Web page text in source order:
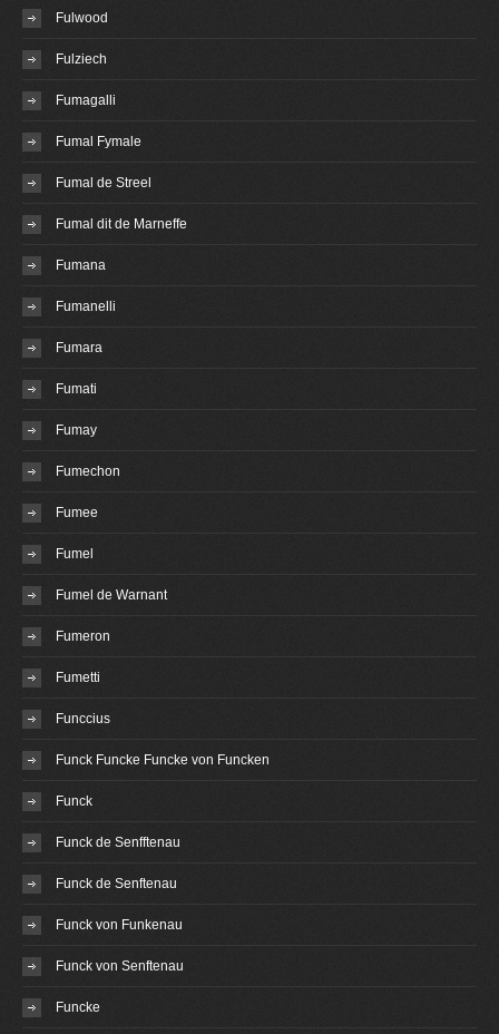
Fulwood
Fulziech
Fumagalli
Fumal Fymale
Fumal de Streel
Fumal dit de Marneffe
Fumana
Fumanelli
Fumara
Fumati
Fumay
Fumechon
Fumee
Fumel
Fumel de Warnant
Fumeron
Fumetti
Funccius
Funck Funcke Funcke von Funcken
Funck
Funck de Senfftenau
Funck de Senftenau
Funck von Funkenau
Funck von Senftenau
Funcke